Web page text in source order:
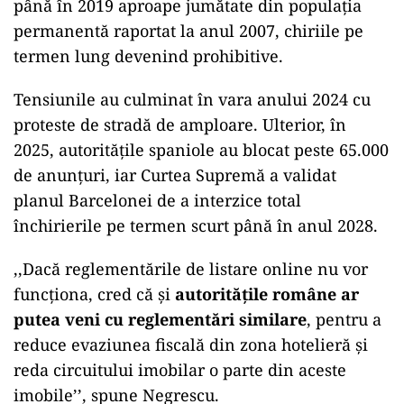
până în 2019 aproape jumătate din populația
permanentă raportat la anul 2007, chiriile pe
termen lung devenind prohibitive.
Tensiunile au culminat în vara anului 2024 cu
proteste de stradă de amploare. Ulterior, în
2025, autoritățile spaniole au blocat peste 65.000
de anunțuri, iar Curtea Supremă a validat
planul Barcelonei de a interzice total
închirierile pe termen scurt până în anul 2028.
,,Dacă reglementările de listare online nu vor
funcționa, cred că și autoritățile române ar
putea veni cu reglementări similare, pentru a
reduce evaziunea fiscală din zona hotelieră și
reda circuitului imobilar o parte din aceste
imobile’’, spune Negrescu.